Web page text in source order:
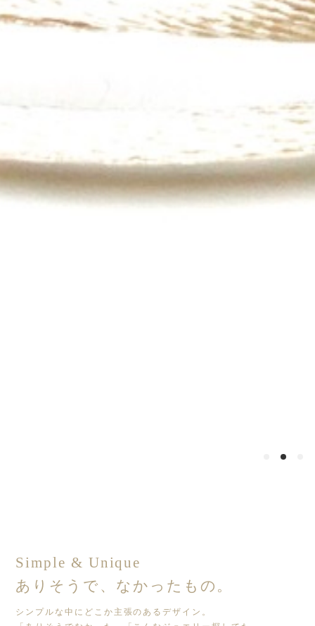
Simple & Unique
ありそうで、なかったもの。
シンプルな中にどこか主張のあるデザイン。